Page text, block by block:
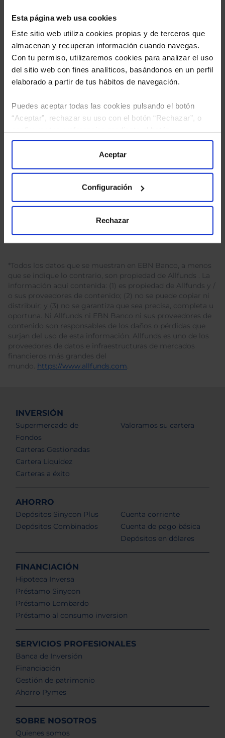
Esta página web usa cookies
Este sitio web utiliza cookies propias y de terceros que
almacenan y recuperan información cuando navegas.
Con tu permiso, utilizaremos cookies para analizar el uso
del sitio web con fines analíticos, basándonos en un perfil
elaborado a partir de tus hábitos de navegación.
Puedes aceptar todas las cookies pulsando el botón
“Aceptar”, rechazar su uso con el botón “Rechazar”, o
“Configuración”. Consulta nuestraPolítica
para más información.
Aceptar
Configuración
Rechazar
He leído
tratamiento de mis datos personales.
*Todos los datos que se muestran en EBN Banco, a menos
que se indique lo contrario, son propiedad de Allfunds . La
información aquí contenida: (1) es propiedad de Allfunds y /
o sus proveedores de contenido; (2) no se puede copiar ni
distribuir; y (3) no se garantiza que sea precisa, completa u
oportuna. Ni Allfunds ni EBN Banco ni sus proveedores de
contenido son responsables de los daños o pérdidas que
surjan del uso de esta información. Allfunds es uno de los
proveedores de datos e infraestructuras de mercados
financieros más grandes del
mundo. https://www.allfunds.com.
INVERSIÓN
Supermercado de
Fondos
Carteras Gestionadas
Cartera Liquidez
Carteras a éxito
Valoramos su cartera
AHORRO
Depósitos Sinycon Plus
Depósitos Combinados
Cuenta corriente
Cuenta de pago básica
Depósitos en dólares
FINANCIACIÓN
Hipoteca Inversa
Préstamo Sinycon
Préstamo Lombardo
Préstamo al consumo inversion
SERVICIOS PROFESIONALES
Banca de Inversión
Financiación
Gestión de patrimonio
Ahorro Pymes
SOBRE NOSOTROS
Quienes somos